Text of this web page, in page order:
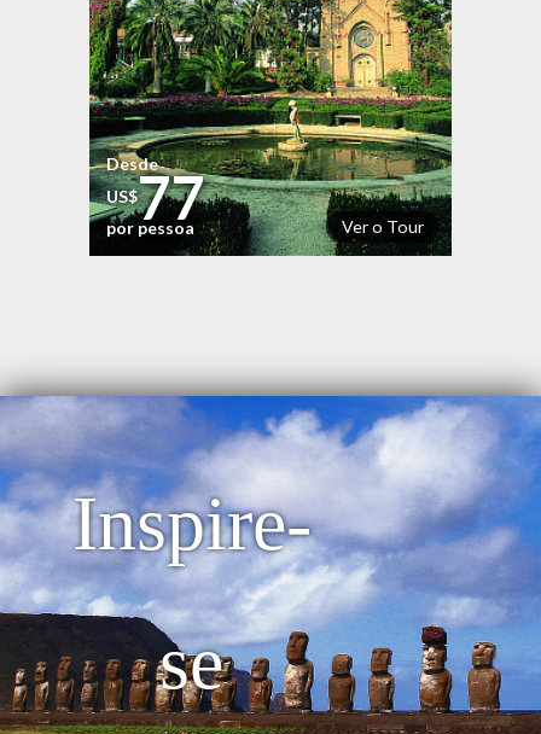
Ver o Tour
Desde
US$77
por pessoa
Inspire-
se